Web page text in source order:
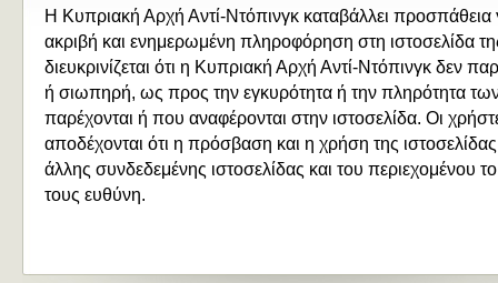
Η Κυπριακή Αρχή Αντί-Ντόπινγκ καταβάλλει προσπάθεια
ακριβή και ενημερωμένη πληροφόρηση στη ιστοσελίδα
διευκρινίζεται ότι η Κυπριακή Αρχή Αντί-Ντόπινγκ δεν
ή σιωπηρή, ως προς την εγκυρότητα ή την πληρότητα
παρέχονται ή που αναφέρονται στην ιστοσελίδα. Οι
αποδέχονται ότι η πρόσβαση και η χρήση της
άλλης συνδεδεμένης ιστοσελίδας και του περιεχομένου
τους ευθύνη.